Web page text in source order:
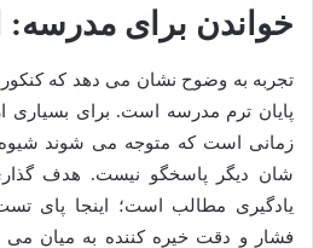
خواندن برای مدرسه:
تجربه به وضوح نشان می دهد که کنکور،
پایان ترم مدرسه است. برای بسیاری
زمانی است که متوجه می شوند
شان دیگر پاسخگو نیست. هدف
یادگیری مطالب است؛ اینجا پای
فشار و دقت خیره کننده به میان